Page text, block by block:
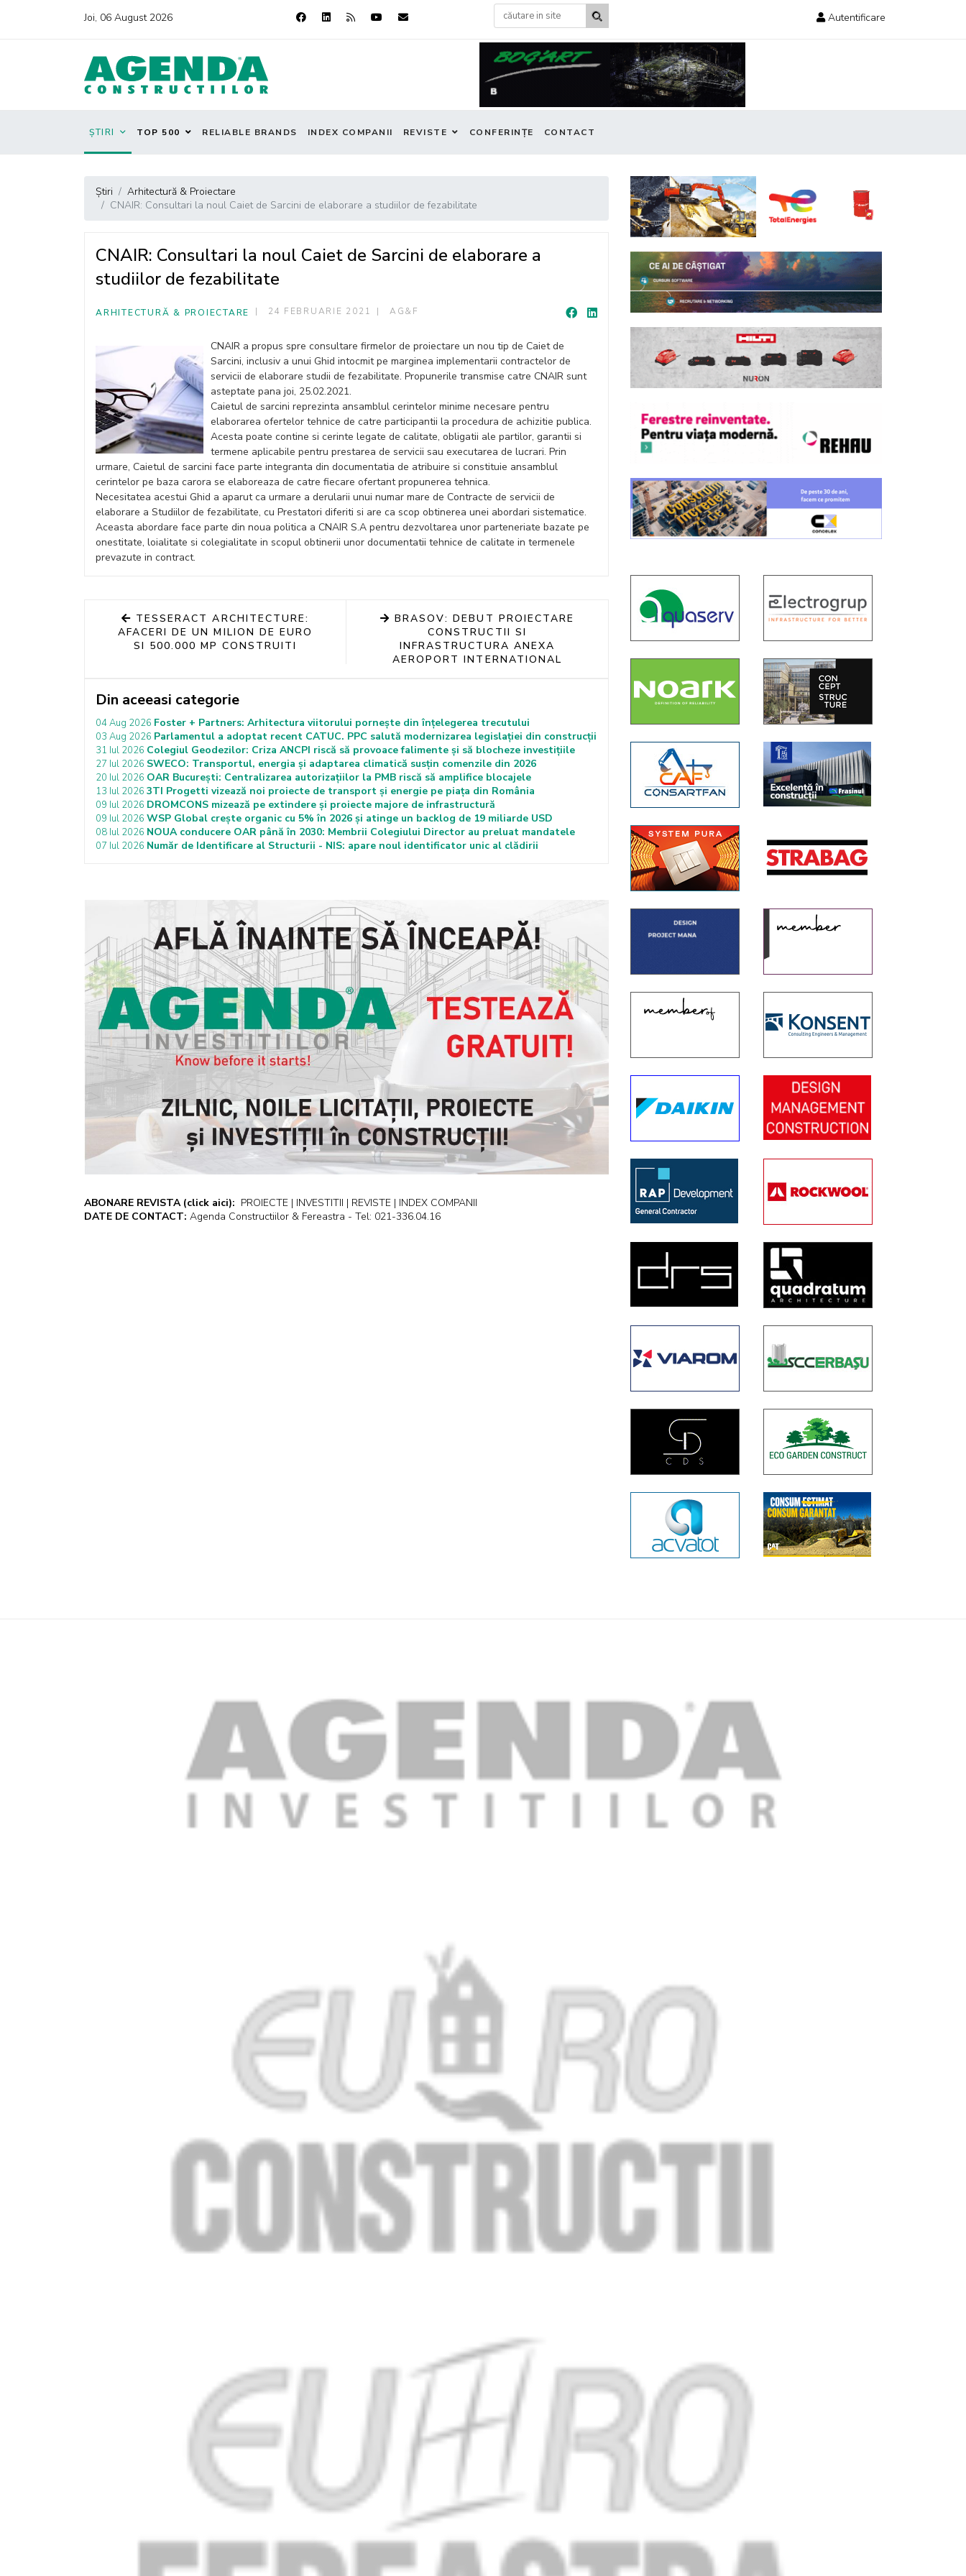
Joi, 06 August 2026 Autentificare
ȘTIRI TOP 500 RELIABLE BRANDS INDEX COMPANII REVISTE CONFERINȚE CONTACT
Știri
Arhitectură & Proiectare
CNAIR: Consultari la noul Caiet de Sarcini de elaborare a studiilor de fezabilitate
CNAIR: Consultari la noul Caiet de Sarcini de elaborare a
studiilor de fezabilitate
ARHITECTURĂ & PROIECTARE 24 FEBRUARIE 2021 AG&F
CNAIR a propus spre consultare firmelor de proiectare un nou tip de Caiet de
Sarcini, inclusiv a unui Ghid intocmit pe marginea implementarii contractelor de
servicii de elaborare studii de fezabilitate. Propunerile transmise catre CNAIR sunt
asteptate pana joi, 25.02.2021.
Caietul de sarcini reprezinta ansamblul cerintelor minime necesare pentru
elaborarea ofertelor tehnice de catre participantii la procedura de achizitie publica.
Acesta poate contine si cerinte legate de calitate, obligatii ale partilor, garantii si
termene aplicabile pentru prestarea de servicii sau executarea de lucrari. Prin
urmare, Caietul de sarcini face parte integranta din documentatia de atribuire si constituie ansamblul
cerintelor pe baza carora se elaboreaza de catre fiecare ofertant propunerea tehnica.
Necesitatea acestui Ghid a aparut ca urmare a derularii unui numar mare de Contracte de servicii de
elaborare a Studiilor de fezabilitate, cu Prestatori diferiti si are ca scop obtinerea unei abordari sistematice.
Aceasta abordare face parte din noua politica a CNAIR S.A pentru dezvoltarea unor parteneriate bazate pe
onestitate, loialitate si colegialitate in scopul obtinerii unor documentatii tehnice de calitate in termenele
prevazute in contract.
TESSERACT ARCHITECTURE:
AFACERI DE UN MILION DE EURO
SI 500.000 MP CONSTRUITI
BRASOV: DEBUT PROIECTARE
CONSTRUCTII SI
INFRASTRUCTURA ANEXA
AEROPORT INTERNATIONAL
Din aceeasi categorie
04 Aug 2026 Foster + Partners: Arhitectura viitorului pornește din înțelegerea trecutului
03 Aug 2026 Parlamentul a adoptat recent CATUC. PPC salută modernizarea legislației din construcții
31 Iul 2026 Colegiul Geodezilor: Criza ANCPI riscă să provoace falimente și să blocheze investițiile
27 Iul 2026 SWECO: Transportul, energia și adaptarea climatică susțin comenzile din 2026
20 Iul 2026 OAR București: Centralizarea autorizațiilor la PMB riscă să amplifice blocajele
13 Iul 2026 3TI Progetti vizează noi proiecte de transport și energie pe piața din România
09 Iul 2026 DROMCONS mizează pe extindere și proiecte majore de infrastructură
09 Iul 2026 WSP Global crește organic cu 5% în 2026 și atinge un backlog de 19 miliarde USD
08 Iul 2026 NOUA conducere OAR până în 2030: Membrii Colegiului Director au preluat mandatele
07 Iul 2026 Număr de Identificare al Structurii - NIS: apare noul identificator unic al clădirii
ABONARE REVISTA (click aici): PROIECTE | INVESTITII | REVISTE | INDEX COMPANII
DATE DE CONTACT: Agenda Constructiilor & Fereastra - Tel: 021-336.04.16